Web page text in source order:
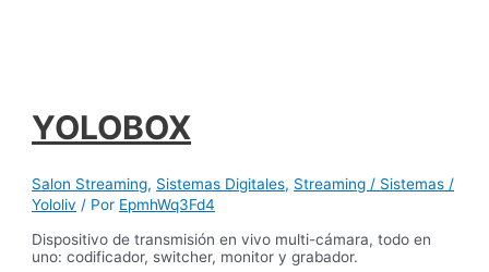
YOLOBOX
Salon Streaming, Sistemas Digitales, Streaming / Sistemas /
Yololiv / Por EpmhWq3Fd4
Dispositivo de transmisión en vivo multi-cámara, todo en
uno: codificador, switcher, monitor y grabador.